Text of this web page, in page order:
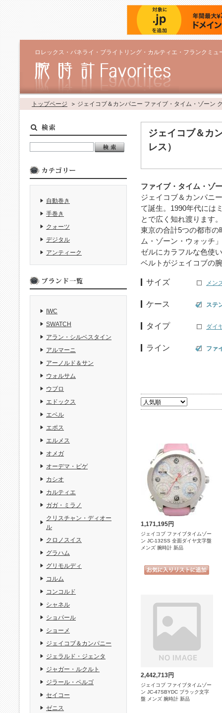
ロレックス・パネライ・ブライトリング・カルティエ・フランクミ
トップページ ジェイコブ＆カンパニー ファイブ・タイム・ゾーン
ジェイコブ＆カ
レス）
ファイブ・タイム・ゾ
ジェイコブ＆カンパニ
て誕生。1990年代には
とで広く知れ渡ります
東京の合計5つの都市
ム・ゾーン・ウォッチ
ゼルにカラフルな色使
ベルトがジェイコブの
サイズ メン
ケース ステ
タイプ ダイ
ライン ファ
1,171,195円
ジェイコブ ファイブタイムゾー
ン JC-132SS 全面ダイヤ文字盤
メンズ 腕時計 新品
2,442,713円
ジェイコブ ファイブタイムゾー
ン JC-47SBYDC ブラック文字
盤 メンズ 腕時計 新品
自動巻き
手巻き
クォーツ
デジタル
アンティーク
IWC
SWATCH
アラン・シルベスタイン
アルマーニ
アーノルド＆サン
ウォルサム
ウブロ
エドックス
エベル
エポス
エルメス
オメガ
オーデマ・ピゲ
カシオ
カルティエ
ガガ・ミラノ
クリスチャン・ディオー
ル
クロノスイス
グラハム
グリモルディ
コルム
コンコルド
シャネル
ショパール
ショーメ
ジェイコブ＆カンパニー
ジェラルド・ジェンタ
ジャガー・ルクルト
ジラール・ペルゴ
セイコー
ゼニス